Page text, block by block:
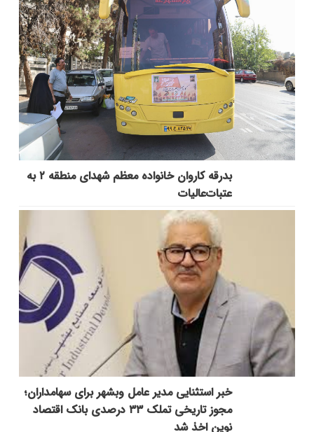
بدرقه کاروان خانواده معظم شهدای منطقه ۲ به
عتبات‌عالیات
خبر استثنایی مدیر عامل وبشهر برای سهامداران؛
مجوز تاریخی تملک ۳۳ درصدی بانک اقتصاد
نوین اخذ شد